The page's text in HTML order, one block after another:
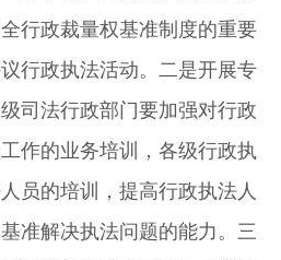
行政裁量权基准制度的重要
行政执法活动。二是开展专
司法行政部门要加强对行政
作的业务培训，各级行政执
员的培训，提高行政执法人
准解决执法问题的能力。三